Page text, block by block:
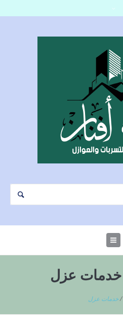
خدمات عزل
/خدمات عزل